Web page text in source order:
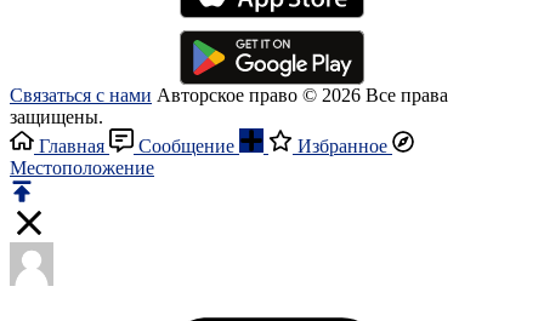
Связаться с нами Авторское право © 2026 Все права
защищены.
Главная
Сообщение
Избранное
Местоположение